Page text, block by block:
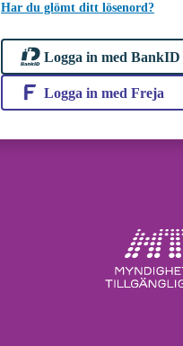
Har du glömt ditt lösenord?
Logga in med BankID
Logga in med Freja